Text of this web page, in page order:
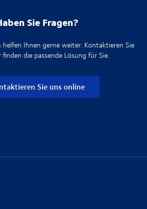
Sie Fragen?
helfen Ihnen gerne weiter. Kontaktieren Sie
die passende Lösung für Sie.
Sie uns online